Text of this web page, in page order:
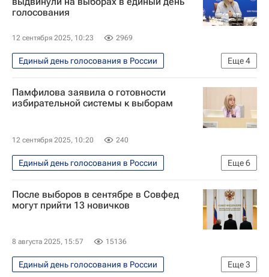
голосования
12 сентября 2025, 10:23 2969
Еще4
Единый день голосования в России
Россия
Элла Памфилова
Политика
Памфилова заявила о готовности
избирательной системы к выборам
12 сентября 2025, 10:20 240
Еще6
Единый день голосования в России
Политика
Россия
Республика Коми
Севастополь
Единый день голосования — 2025
После выборов в сентябре в Совфед
могут прийти 13 новичков
8 августа 2025, 15:57 15136
Еще3
Единый день голосования в России